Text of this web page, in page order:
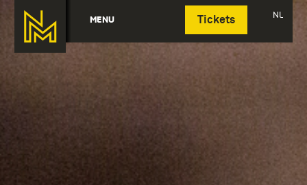
MENU Tickets NL
Deutsch